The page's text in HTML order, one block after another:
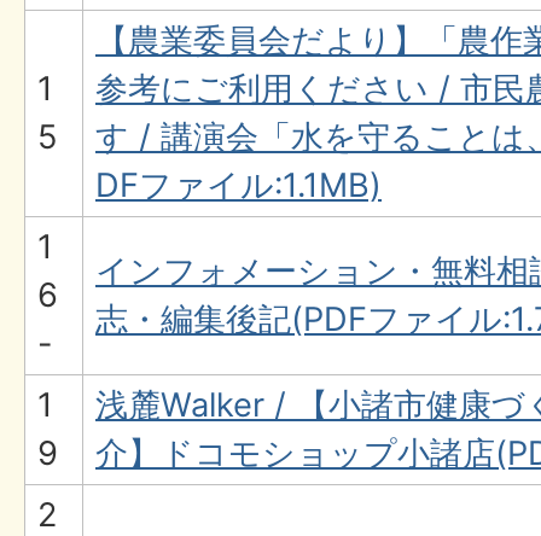
1
5
【農業委員会だより】「農
参考にご利用ください / 市民
す / 講演会「水を守ることは
DFファイル:1.1MB)
1
6
-
インフォメーション・無料
志・編集後記(PDFファイル
1
9
浅麓Walker / 【小諸市健康づ
介】ドコモショップ小諸店
2